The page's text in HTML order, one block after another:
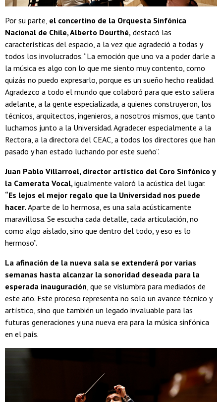
Por su parte, el concertino de la Orquesta Sinfónica
Nacional de Chile, Alberto Dourthé, destacó las
características del espacio, a la vez que agradeció a todas y
todos los involucrados. “La emoción que uno va a poder darle a
la música es algo con lo que me siento muy contento, como
quizás no puedo expresarlo, porque es un sueño hecho realidad.
Agradezco a todo el mundo que colaboró para que esto saliera
adelante, a la gente especializada, a quienes construyeron, los
técnicos, arquitectos, ingenieros, a nosotros mismos, que tanto
luchamos junto a la Universidad. Agradecer especialmente a la
Rectora, a la directora del CEAC, a todos los directores que han
pasado y han estado luchando por este sueño”.
Juan Pablo Villarroel, director artístico del Coro Sinfónico y
la Camerata Vocal,igualmente valoró la acústica del lugar.
“Es lejos el mejor regalo que la Universidad nos puede
hacer. Aparte de lo hermosa, es una sala acústicamente
maravillosa. Se escucha cada detalle, cada articulación, no
como algo aislado, sino que dentro del todo, y eso es lo
hermoso”.
La afinación de la nueva sala se extenderá por varias
semanas hasta alcanzar la sonoridad deseada para la
esperada inauguración, que se vislumbra para mediados de
este año. Este proceso representa no solo un avance técnico y
artístico, sino que también un legado invaluable para las
futuras generaciones y una nueva era para la música sinfónica
en el país.